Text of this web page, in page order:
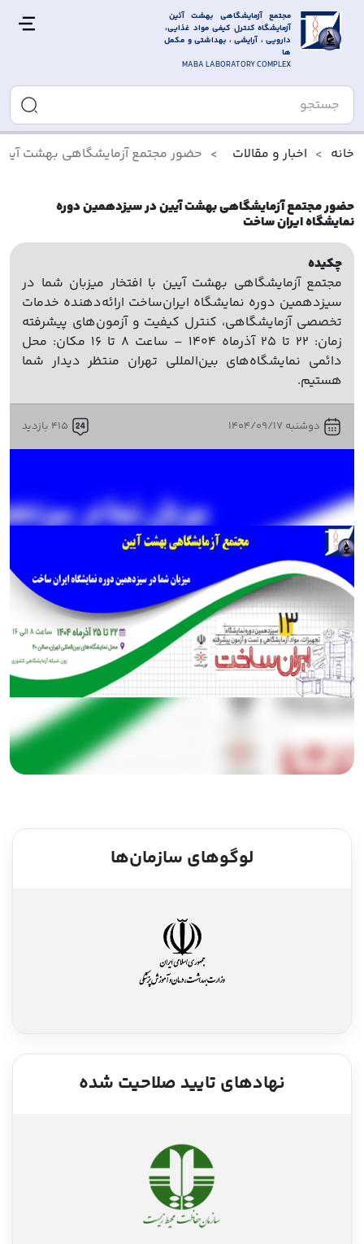
مجتمع آزمایشگاهی بهشت آئین
آزمایشگاه کنترل کیفی مواد غذایی،
دارویی ، آرایشی ، بهداشتی و مکمل
ها
MABA LABORATORY COMPLEX
خانه اخبار و مقالات حضور مجتمع آزمایشگاهی بهشت
حضور مجتمع آزمایشگاهی بهشت آیین در سیزدهمین دوره
نمایشگاه ایران ساخت
چکیده
مجتمع آزمایشگاهی بهشت آیین با افتخار میزبان شما در
سیزدهمین دوره نمایشگاه ایران‌ساخت ارائه‌دهنده خدمات
تخصصی آزمایشگاهی، کنترل کیفیت و آزمون‌های پیشرفته
زمان: ۲۲ تا ۲۵ آذرماه ۱۴۰۴ – ساعت ۸ تا ۱۶ مکان: محل
دائمی نمایشگاه‌های بین‌المللی تهران منتظر دیدار شما
هستیم.
دوشنبه 1404/09/17 415 بازدید
لوگوهای سازمان‌ها
نهادهای تایید صلاحیت شده